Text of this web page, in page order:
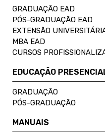
GRADUAÇÃO EAD
PÓS-GRADUAÇÃO EAD
EXTENSÃO
MBA EAD
CURSOS
EDUCAÇÃO
GRADUAÇÃO
PÓS-GRADUAÇÃO
MANUAIS